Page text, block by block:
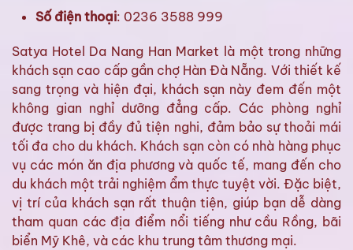
Số điện thoại: 0236 3588 999
Satya Hotel Da Nang Han Market là một trong những
khách sạn cao cấp gần chợ Hàn Đà Nẵng. Với thiết kế
sang trọng và hiện đại, khách sạn này đem đến một
không gian nghỉ dưỡng đẳng cấp. Các phòng nghỉ
được trang bị đầy đủ tiện nghi, đảm bảo sự thoải mái
tối đa cho du khách. Khách sạn còn có nhà hàng phục
vụ các món ăn địa phương và quốc tế, mang đến cho
du khách một trải nghiệm ẩm thực tuyệt vời. Đặc biệt,
vị trí của khách sạn rất thuận tiện, giúp bạn dễ dàng
tham quan các địa điểm nổi tiếng như cầu Rồng, bãi
biển Mỹ Khê, và các khu trung tâm thương mại.